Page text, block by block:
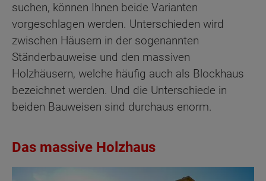
suchen, können Ihnen beide Varianten
vorgeschlagen werden. Unterschieden wird
zwischen Häusern in der sogenannten
Ständerbauweise und den massiven
Holzhäusern, welche häufig auch als Blockhaus
bezeichnet werden. Und die Unterschiede in
beiden Bauweisen sind durchaus enorm.
Das massive Holzhaus